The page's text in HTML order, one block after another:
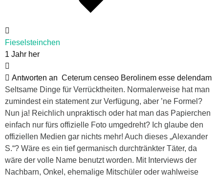
Fieselsteinchen
1 Jahr her
Antworten an Ceterum censeo Berolinem esse delendam
Seltsame Dinge für Verrücktheiten. Normalerweise hat man
zumindest ein statement zur Verfügung, aber ’ne Formel?
Nun ja! Reichlich unpraktisch oder hat man das Papierchen
einfach nur fürs offizielle Foto umgedreht? Ich glaube den
offiziellen Medien gar nichts mehr! Auch dieses „Alexander
S.“? Wäre es ein tief germanisch durchtränkter Täter, da
wäre der volle Name benutzt worden. Mit Interviews der
Nachbarn, Onkel, ehemalige Mitschüler oder wahlweise